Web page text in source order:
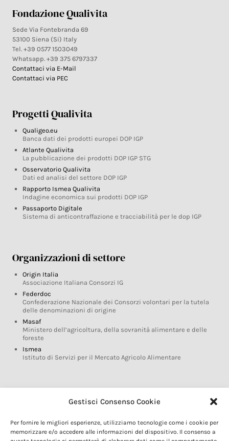
Gestisci Consenso Cookie
Per fornire le migliori esperienze, utilizziamo tecnologie come i cookie per
memorizzare e/o accedere alle informazioni del dispositivo. Il consenso a
Fondazione Qualivita
Sede Via Fontebranda 69
53100 Siena (Si) Italy
Tel. +39 0577 1503049
Whatsapp. +39 375 6797337
Contattaci via E-Mail
Contattaci via PEC
Progetti Qualivita
Qualigeo.eu
Banca dati dei prodotti europei DOP IGP
Atlante Qualivita
La pubblicazione dei prodotti DOP IGP STG
Osservatorio Qualivita
Dati ed analisi del settore DOP IGP
Rapporto Ismea Qualivita
Indagine economica sui prodotti DOP IGP
Passaporto Digitale
Sistema di anticontraffazione e tracciabilità per le dop IGP
Organizzazioni di settore
Origin Italia
Associazione Italiana Consorzi IG
Federdoc
Confederazione Nazionale dei Consorzi volontari per la tutela
delle denominazioni di origine
Masaf
Ministero dell’agricoltura, della sovranità alimentare e delle
foreste
Ismea
Istituto di Servizi per il Mercato Agricolo Alimentare
Glossario DOP IGP
Marchi DOP IGP
Normativa prodotti DOP IGP